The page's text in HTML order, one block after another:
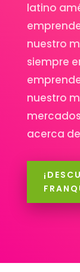
latino
nuestro
siempre
nuestro
acerca